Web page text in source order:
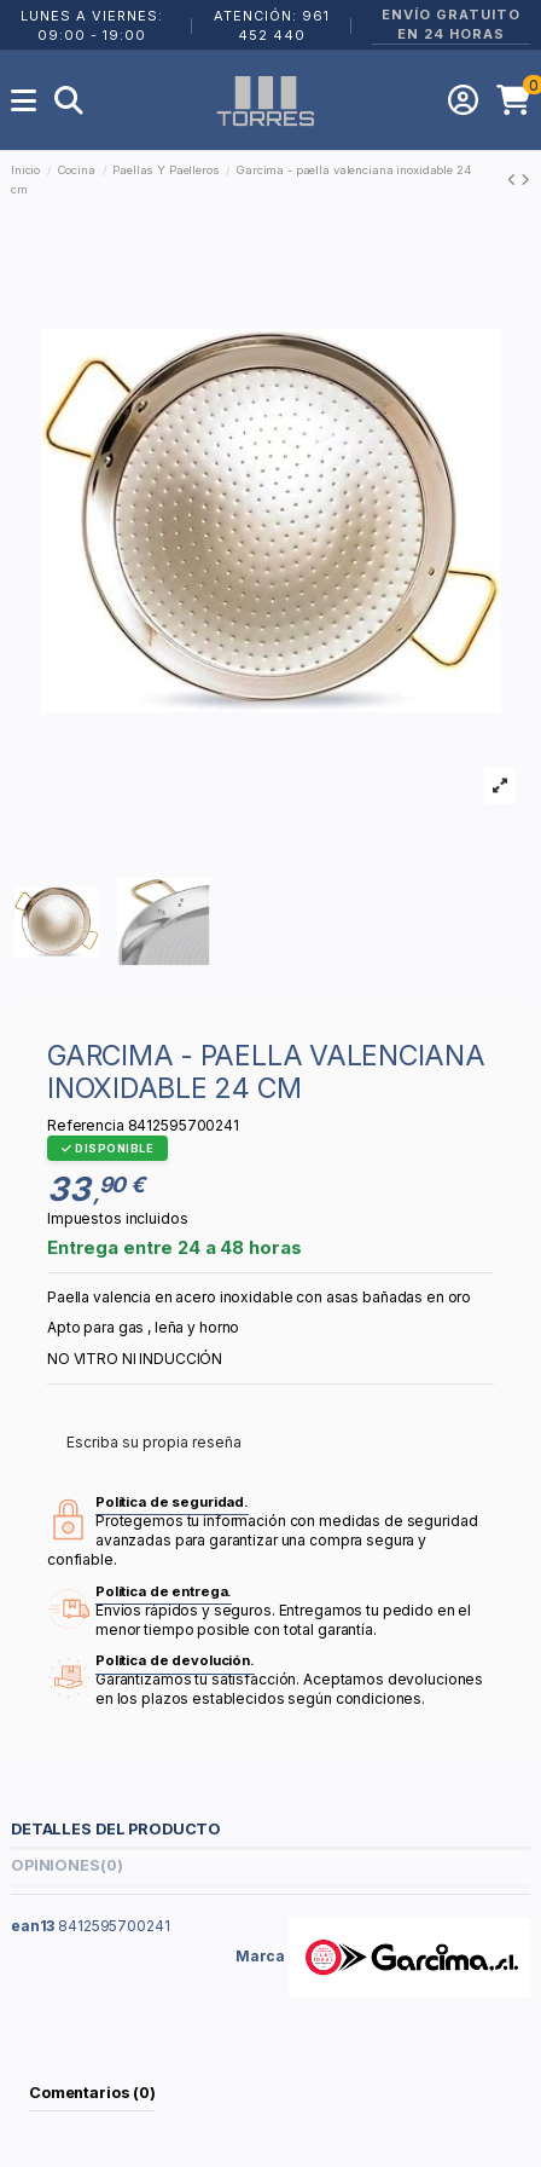
LUNES A VIERNES:
09:00 - 19:00
ATENCIÓN: 961
452 440
ENVÍO GRATUITO
EN 24 HORAS
0
Inicio Cocina Paellas Y Paelleros
Garcima - paella valenciana inoxidable 24
cm
GARCIMA - PAELLA VALENCIANA
INOXIDABLE 24 CM
Referencia 8412595700241
DISPONIBLE
33 ,90 €
Impuestos incluidos
Entrega entre 24 a 48 horas
Paella valencia en acero inoxidable con asas bañadas en oro
Apto para gas , leña y horno
NO VITRO NI INDUCCIÓN
Escriba su propia reseña
Política de seguridad.
Protegemos tu información con medidas de seguridad
avanzadas para garantizar una compra segura y
confiable.
Política de entrega.
Envíos rápidos y seguros. Entregamos tu pedido en el
menor tiempo posible con total garantía.
Política de devolución.
Garantizamos tu satisfacción. Aceptamos devoluciones
en los plazos establecidos según condiciones.
DETALLES DEL PRODUCTO
OPINIONES(0)
Marca
ean13 8412595700241
Comentarios (0)